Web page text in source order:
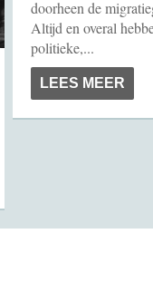
doorheen de
Altijd en overal
politieke,...
LEES MEER